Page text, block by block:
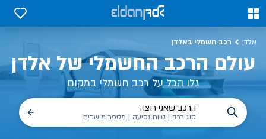
0
0
אלדן רכב חשמלי באלדן
עולם הרכב החשמלי של אלדן
גלו הכל על רכב חשמלי במקום
הרכב שאני רוצה
סוג רכב | טווח נסיעה | מספר מושבים
הכל על רכב חשמלי, שימושים, טכנולוגיה וכל מה שכדי לדעת | אלדן